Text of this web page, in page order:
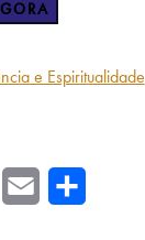
e Espiritualidade
Twitter Email